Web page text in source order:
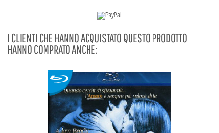
I CLIENTI CHE HANNO ACQUISTATO QUESTO PRODOTTO
HANNO COMPRATO ANCHE: